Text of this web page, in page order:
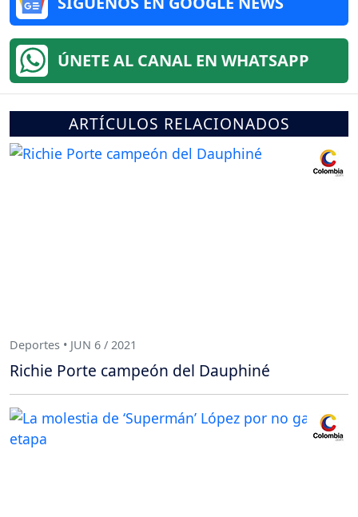
ÚNETE AL CANAL EN WHATSAPP
ARTÍCULOS RELACIONADOS
Deportes • JUN 6 / 2021
Richie Porte campeón del Dauphiné